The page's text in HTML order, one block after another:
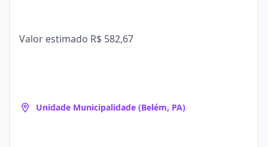
Valor estimado R$ 582,67
Unidade Municipalidade (Belém, PA)